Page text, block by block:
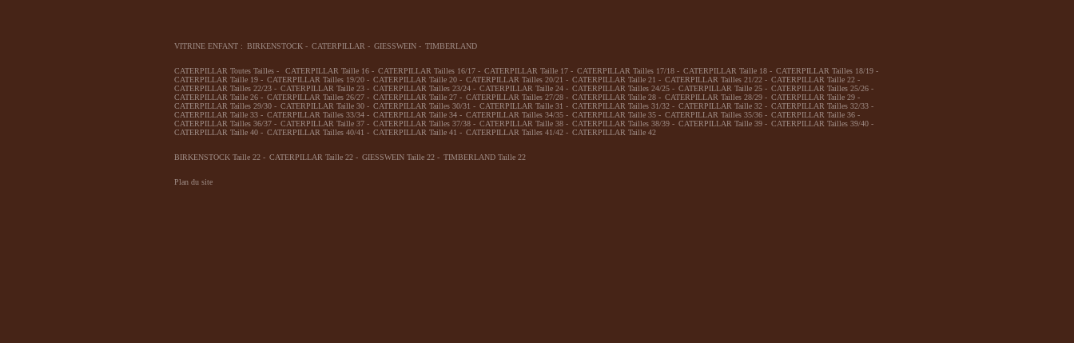
VITRINE ENFANT : BIRKENSTOCK - CATERPILLAR - GIESSWEIN - TIMBERLAND
CATERPILLAR Toutes Tailles - CATERPILLAR Taille 16 - CATERPILLAR Tailles 16/17 - CATERPILLAR Taille 17 - CATERPILLAR Tailles 17/18 - CATERPILLAR Taille 18 - CATERPILLAR Tailles 18/19 -
CATERPILLAR Taille 19 - CATERPILLAR Tailles 19/20 - CATERPILLAR Taille 20 - CATERPILLAR Tailles 20/21 - CATERPILLAR Taille 21 - CATERPILLAR Tailles 21/22 - CATERPILLAR Taille 22 -
CATERPILLAR Tailles 22/23 - CATERPILLAR Taille 23 - CATERPILLAR Tailles 23/24 - CATERPILLAR Taille 24 - CATERPILLAR Tailles 24/25 - CATERPILLAR Taille 25 - CATERPILLAR Tailles 25/26 -
CATERPILLAR Taille 26 - CATERPILLAR Tailles 26/27 - CATERPILLAR Taille 27 - CATERPILLAR Tailles 27/28 - CATERPILLAR Taille 28 - CATERPILLAR Tailles 28/29 - CATERPILLAR Taille 29 -
CATERPILLAR Tailles 29/30 - CATERPILLAR Taille 30 - CATERPILLAR Tailles 30/31 - CATERPILLAR Taille 31 - CATERPILLAR Tailles 31/32 - CATERPILLAR Taille 32 - CATERPILLAR Tailles 32/33 -
CATERPILLAR Taille 33 - CATERPILLAR Tailles 33/34 - CATERPILLAR Taille 34 - CATERPILLAR Tailles 34/35 - CATERPILLAR Taille 35 - CATERPILLAR Tailles 35/36 - CATERPILLAR Taille 36 -
CATERPILLAR Tailles 36/37 - CATERPILLAR Taille 37 - CATERPILLAR Tailles 37/38 - CATERPILLAR Taille 38 - CATERPILLAR Tailles 38/39 - CATERPILLAR Taille 39 - CATERPILLAR Tailles 39/40 -
CATERPILLAR Taille 40 - CATERPILLAR Tailles 40/41 - CATERPILLAR Taille 41 - CATERPILLAR Tailles 41/42 - CATERPILLAR Taille 42
BIRKENSTOCK Taille 22 - CATERPILLAR Taille 22 - GIESSWEIN Taille 22 - TIMBERLAND Taille 22
Plan du site